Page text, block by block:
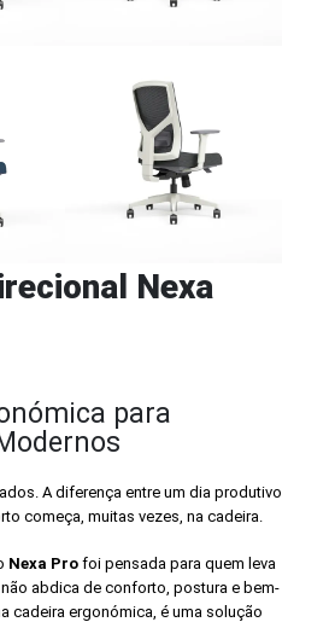
Nexa
para
A diferença entre um dia produtivo
começa, muitas vezes, na cadeira.
Nexa Pro foi pensada para quem leva
abdica de conforto, postura e bem-
cadeira ergonómica, é uma solução